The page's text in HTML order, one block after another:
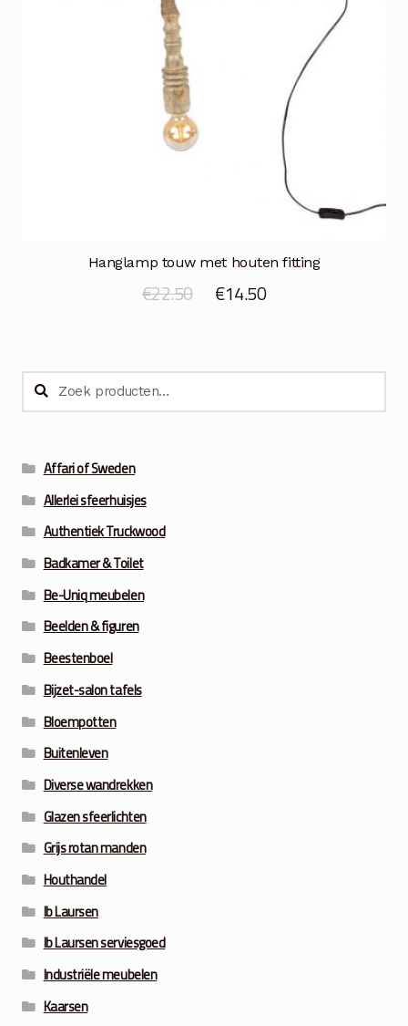
Hanglamp touw met houten fitting
€22.50
Oorspronkelijke
€22.50.
€14.50Huidige
€14.50.
Zoeken
naar:
Zoeken
Affari of Sweden
Allerlei sfeerhuisjes
Authentiek Truckwood
Badkamer & Toilet
Be-Uniq meubelen
Beelden & figuren
Beestenboel
Bijzet-salon tafels
Bloempotten
Buitenleven
Diverse wandrekken
Glazen sfeerlichten
Grijs rotan manden
Houthandel
Ib Laursen
Ib Laursen serviesgoed
Industriële meubelen
Kaarsen